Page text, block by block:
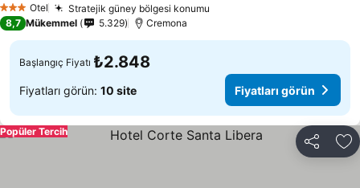
3 YıldızOtel Stratejik güney bölgesi konumu
8,7 Mükemmel 5.329 Cremona
Başlangıç Fiyatı ₺2.848
Fiyatları görün: 10 site Fiyatları görün
Paylaş
Popüler Tercih